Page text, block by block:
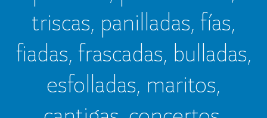
triscas, panilladas, fías,
fiadas, frascadas, bulladas,
esfolladas, maritos,